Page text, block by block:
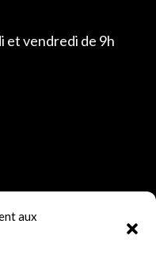
aux
et vendredi de 9h